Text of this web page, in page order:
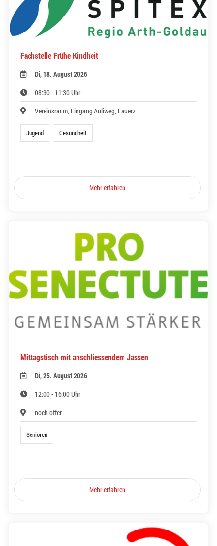
Fachstelle Frühe Kindheit
Di, 18. August 2026
08:30 - 11:30 Uhr
Vereinsraum, Eingang Auliweg, Lauerz
Jugend Gesundheit
Mehr erfahren
Mittagstisch mit anschliessendem Jassen
Di, 25. August 2026
12:00 - 16:00 Uhr
noch offen
Senioren
Mehr erfahren